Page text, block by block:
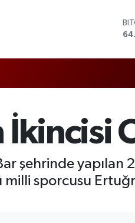
İkincisi
şehrinde yapılan
sporcusu